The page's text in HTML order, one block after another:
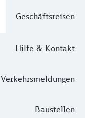
Geschäftsreisen
Hilfe & Kontakt
Verkehrsmeldungen
Baustellen